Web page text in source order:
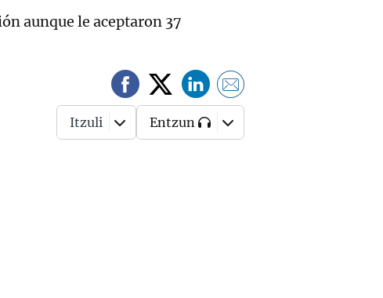
aunque le aceptaron 37
Itzuli Entzun